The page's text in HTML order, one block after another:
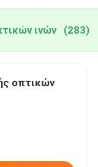
ινών (283)
οπτικών